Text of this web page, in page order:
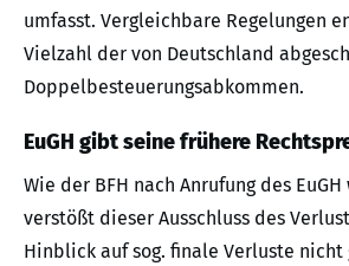
umfasst. Vergleichbare Regelungen
Vielzahl der von Deutschland
Doppelbesteuerungsabkommen.
EuGH gibt seine frühere
Wie der BFH nach Anrufung des
verstößt dieser Ausschluss des
Hinblick auf sog. finale Verluste nicht